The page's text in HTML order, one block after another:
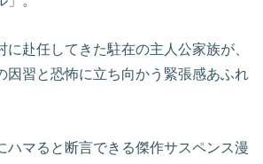
に赴任してきた駐在の主人公家族が、
因習と恐怖に立ち向かう緊張感あふれ
ハマると断言できる傑作サスペンス漫